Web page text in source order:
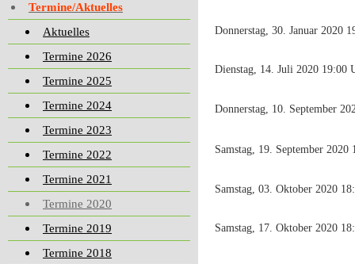
Termine/Aktuelles
Aktuelles
Termine 2026
Termine 2025
Termine 2024
Termine 2023
Termine 2022
Termine 2021
Termine 2020
Termine 2019
Termine 2018
Donnerstag, 30. Januar 2020
Dienstag, 14. Juli 2020 19:00
Donnerstag, 10. September
Samstag, 19. September 2020
Samstag, 03. Oktober 2020
Samstag, 17. Oktober 2020